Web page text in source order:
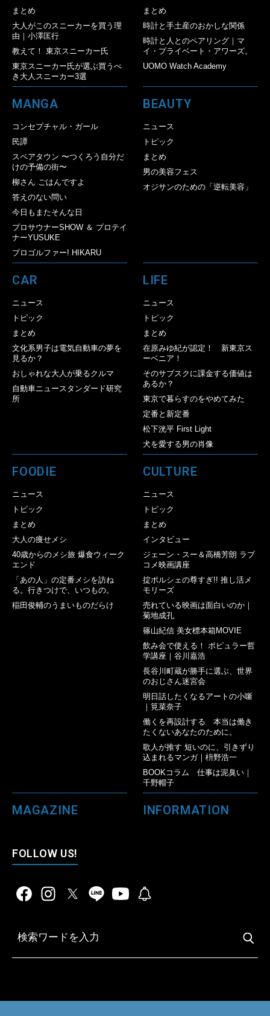
まとめ
大人がこのスニーカーを買う理
由｜小澤匡行
教えて！ 東京スニーカー氏
東京スニーカー氏が選ぶ買うべ
き大人スニーカー3選
まとめ
時計と手土産のおかしな関係
時計と人とのペアリング｜マ
イ・プライベート・アワーズ。
UOMO Watch Academy
MANGA
コンセプチャル・ガール
民譚
スペアタウン 〜つくろう自分だ
けの予備の街〜
柳さん ごはんですよ
答えのない問い
今日もまたそんな日
プロサウナーSHOW ＆ プロテイ
ナーYUSUKE
プロゴルファー! HIKARU
BEAUTY
ニュース
トピック
まとめ
男の美容フェス
オジサンのための「逆転美容」
CAR
ニュース
トピック
まとめ
文化系男子は電気自動車の夢を
見るか？
おしゃれな大人が乗るクルマ
自動車ニュースタンダード研究
所
LIFE
ニュース
トピック
まとめ
在原みゆ紀が認定！ 新東京ス
ーベニア！
そのサブスクに課金する価値は
あるか？
東京で暮らすのをやめてみた
定番と新定番
松下洸平 First Light
犬を愛する男の肖像
FOODIE
ニュース
トピック
まとめ
大人の痩せメシ
40歳からのメシ旅 爆食ウィーク
エンド
「あの人」の定番メシを訪ね
る。行きつけで、いつもの。
稲田俊輔のうまいものだらけ
CULTURE
ニュース
トピック
まとめ
インタビュー
ジェーン・スー＆高橋芳朗 ラブ
コメ映画講座
掟ポルシェの尊すぎ!! 推し活メ
モリーズ
売れている映画は面白いのか｜
菊地成孔
篠山紀信 美女標本箱MOVIE
飲み会で使える！ ポピュラー哲
学講座｜谷川嘉浩
長谷川町蔵が勝手に選ぶ、世界
のおじさん迷宮会
明日話したくなるアートの小噺
｜筧菜奈子
働くを再設計する 本当は働き
たくないあなたのために。
歌人が推す 短いのに、引きずり
込まれるマンガ｜枡野浩一
BOOKコラム 仕事は泥臭い｜
千野帽子
MAGAZINE INFORMATION
FOLLOW US!